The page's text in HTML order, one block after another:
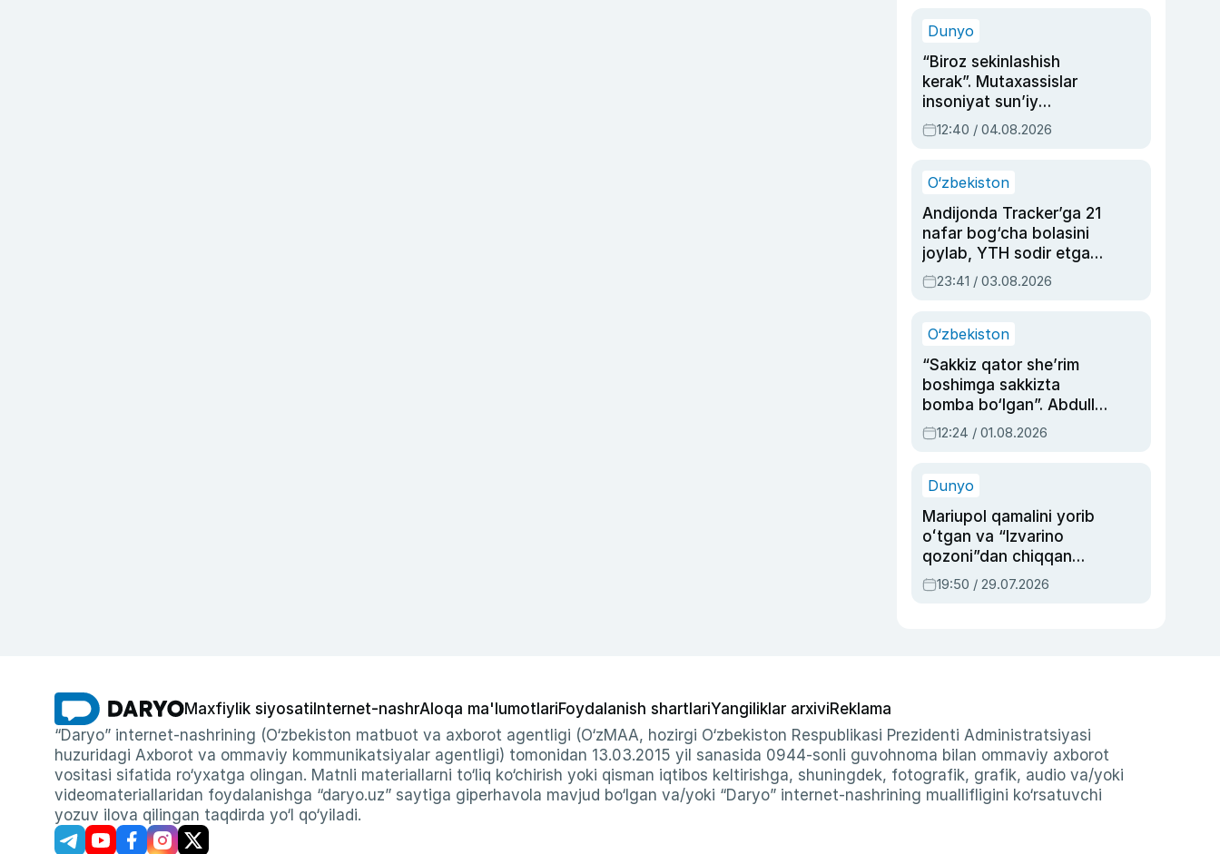
Dunyo
“Biroz sekinlashish
kerak”. Mutaxassislar
insoniyat sun’iy
intellektni boshqara
olmay qolishidan xavotir
12:40 / 04.08.2026
O‘zbekiston
Andijonda Tracker’ga 21
nafar bog‘cha bolasini
joylab, YTH sodir etgan
ayolga sud hukmi o‘qildi
23:41 / 03.08.2026
O‘zbekiston
“Sakkiz qator she’rim
boshimga sakkizta
bomba bo‘lgan”. Abdulla
Oripovni siyosiy
ayblovlardan asrab
12:24 / 01.08.2026
Dunyo
Mariupol qamalini yorib
oʻtgan va “Izvarino
qozoni”dan chiqqan
qahramon — Ukraina
armiyasi bosh
19:50 / 29.07.2026
Maxfiylik siyosati Internet-nashrAloqa ma'lumotlariFoydalanish shartlariYangiliklar arxiviReklama
“Daryo” internet-nashrining (O‘zbekiston matbuot va axborot agentligi (O‘zMAA, hozirgi O‘zbekiston Respublikasi Prezidenti Administratsiyasi
huzuridagi Axborot va ommaviy kommunikatsiyalar agentligi) tomonidan 13.03.2015 yil sanasida 0944-sonli guvohnoma bilan ommaviy axborot
vositasi sifatida ro‘yxatga olingan. Matnli materiallarni to‘liq ko‘chirish yoki qisman iqtibos keltirishga, shuningdek, fotografik, grafik, audio va/yoki
videomateriallaridan foydalanishga “daryo.uz” saytiga giperhavola mavjud bo‘lgan va/yoki “Daryo” internet-nashrining muallifligini ko‘rsatuvchi
yozuv ilova qilingan taqdirda yo‘l qo‘yiladi.